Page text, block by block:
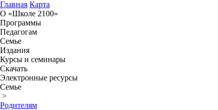
Главная Карта
О «Школе 2100»
Программы
Педагогам
Семье
Издания
Курсы и семинары
Скачать
Электронные ресурсы
Семье
>
Родителям